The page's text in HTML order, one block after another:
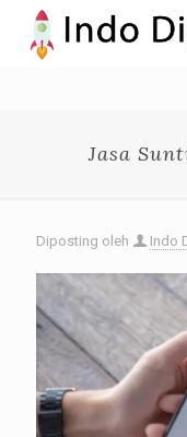
Jasa
Diposting oleh Indo